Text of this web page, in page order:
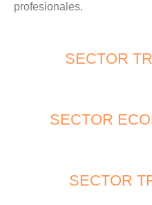
profesionales.
SECTOR
SECTOR
SECTOR